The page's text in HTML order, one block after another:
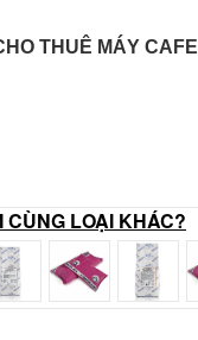
THUÊ MÁY CAFE
LOẠI KHÁC?